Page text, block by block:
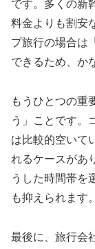
です。多くの新
料金よりも割安
プ旅行の場合は
できるため、か
もうひとつの重
う」ことです。
は比較的空いて
れるケースがあ
うした時間帯を
も抑えられます。
最後に、旅行会